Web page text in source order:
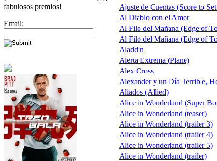
fabulosos premios!
Email:
Ajuste de Cuentas (Score to
Al Diablo con el Amor
Al Filo del Mañana (Edge of
Al Filo del Mañana (Edge of
Aladdin
Alerta Extrema (Plane)
Alex Cross
Alexander y un Día Terrible,
Aliados (Allied)
Alice in Wonderland (Super
Alice in Wonderland (teaser)
Alice in Wonderland (trailer 3)
Alice in Wonderland (trailer 4)
Alice in Wonderland (trailer 5)
Alice in Wonderland (trailer)